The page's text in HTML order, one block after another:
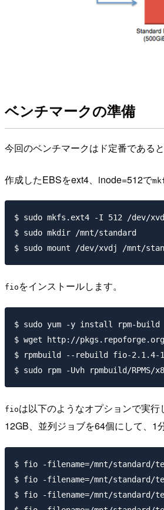
ベンチマークの準備
今回のベンチマークはド定番である
作成したEBSをext4、inode=512で
$ sudo mkfs.ext4 -I 512 /dev/
$ sudo mkdir /mnt/standard
fio をインストールします。
$ sudo yum -y install rpm-build
$ wget http://
$ rpmbuild --rebuild fio-2.1.4-
fioは以下のようなオプションで実
12GB、並列ジョブを64個にして、1
$ fio -filename=/mnt/standard/
$ fio -filename=/mnt/standard/
$ fio -filename=/mnt/standard/